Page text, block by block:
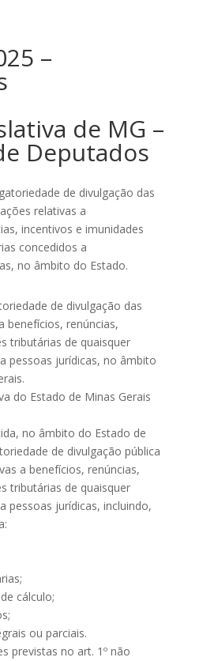
–
de MG –
Deputados
de divulgação das
relativas a
incentivos e imunidades
concedidos a
no âmbito do Estado.
de divulgação das
benefícios, renúncias,
tributárias de quaisquer
pessoas jurídicas, no âmbito
do Estado de Minas Gerais
no âmbito do Estado de
de divulgação pública
a benefícios, renúncias,
tributárias de quaisquer
pessoas jurídicas, incluindo,
cálculo;
ou parciais.
previstas no art. 1º não